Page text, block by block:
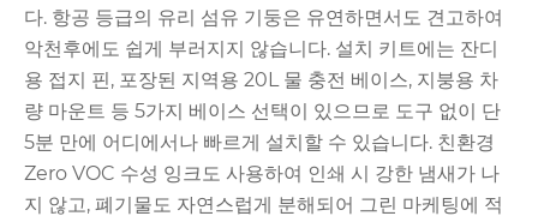
다. 항공 등급의 유리 섬유 기둥은 유연하면서도 견고하여
악천후에도 쉽게 부러지지 않습니다. 설치 키트에는 잔디
용 접지 핀, 포장된 지역용 20L 물 충전 베이스, 지붕용 차
량 마운트 등 5가지 베이스 선택이 있으므로 도구 없이 단
5분 만에 어디에서나 빠르게 설치할 수 있습니다. 친환경
Zero VOC 수성 잉크도 사용하여 인쇄 시 강한 냄새가 나
지 않고, 폐기물도 자연스럽게 분해되어 그린 마케팅에 적